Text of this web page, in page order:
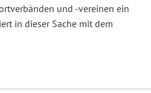
und -vereinen ein
in dieser Sache mit dem